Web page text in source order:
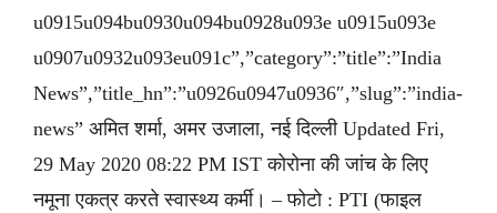
u0915u094bu0930u094bu0928u093e u0915u093e
u0907u0932u093eu091c”,”category”:”title”:”India
News”,”title_hn”:”u0926u0947u0936″,”slug”:”india-
news” अमित शर्मा, अमर उजाला, नई दिल्ली Updated Fri,
29 May 2020 08:22 PM IST कोरोना की जांच के लिए
नमूना एकत्र करते स्वास्थ्य कर्मी। – फोटो : PTI (फाइल